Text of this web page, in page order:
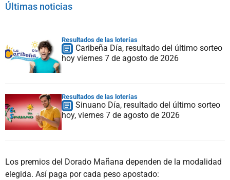
Últimas noticias
Resultados de las loterías
Caribeña Día, resultado del último sorteo
hoy viernes 7 de agosto de 2026
Resultados de las loterías
Sinuano Día, resultado del último sorteo
hoy, viernes 7 de agosto de 2026
Los premios del Dorado Mañana dependen de la modalidad
elegida. Así paga por cada peso apostado: